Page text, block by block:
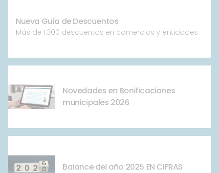
Nueva Guía de Descuentos
Más de 1.300 descuentos en comercios y entidades
Novedades en Bonificaciones
municipales 2026
Balance del año 2025 EN CIFRAS